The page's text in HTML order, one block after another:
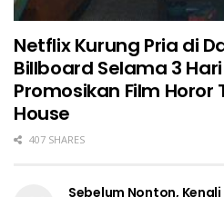
Netflix Kurung Pria di
Billboard Selama 3
Promosikan Film Horor
House
407 SHARES
Sebelum Nonton,